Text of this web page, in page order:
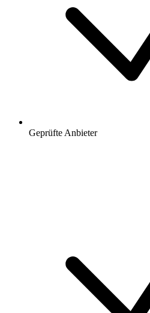
Geprüfte Anbieter